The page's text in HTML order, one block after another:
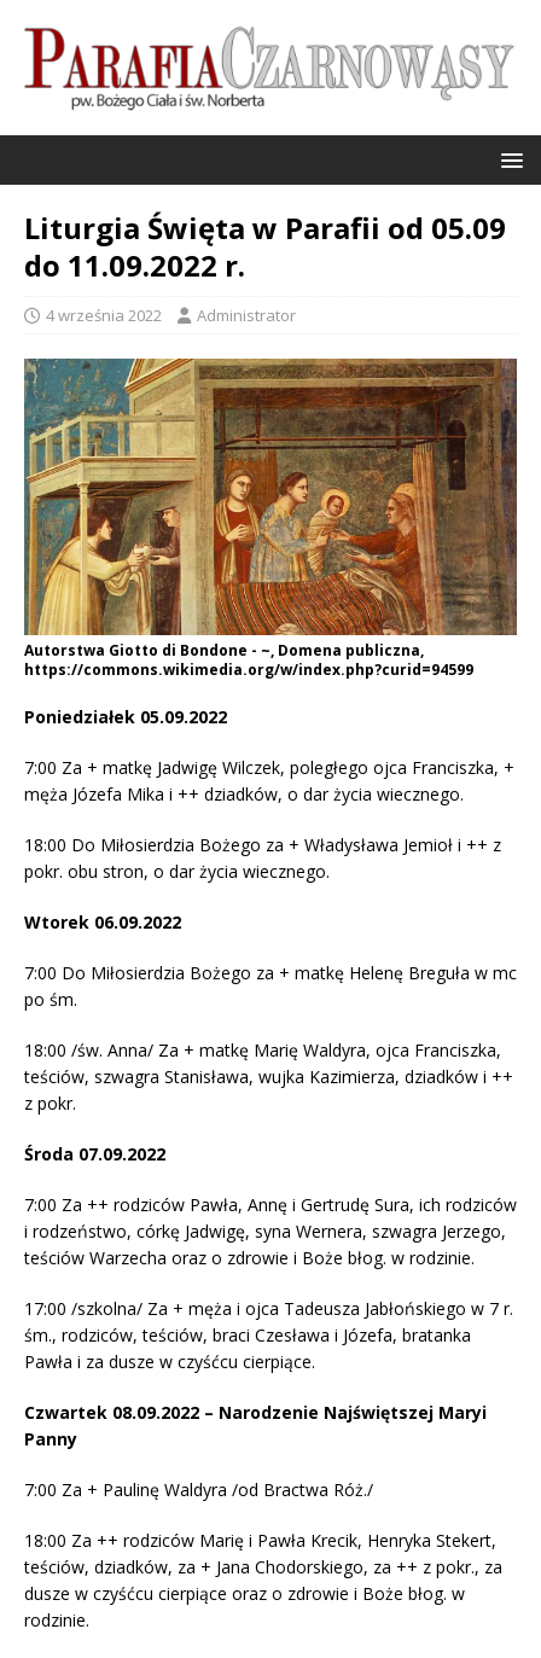
Liturgia Święta w Parafii od 05.09
do 11.09.2022 r.
4 września 2022 Administrator
Autorstwa Giotto di Bondone - ~, Domena publiczna,
https://commons.wikimedia.org/w/index.php?curid=94599
Poniedziałek 05.09.2022
7:00 Za + matkę Jadwigę Wilczek, poległego ojca Franciszka, +
męża Józefa Mika i ++ dziadków, o dar życia wiecznego.
18:00 Do Miłosierdzia Bożego za + Władysława Jemioł i ++ z
pokr. obu stron, o dar życia wiecznego.
Wtorek 06.09.2022
7:00 Do Miłosierdzia Bożego za + matkę Helenę Breguła w mc
po śm.
18:00 /św. Anna/ Za + matkę Marię Waldyra, ojca Franciszka,
teściów, szwagra Stanisława, wujka Kazimierza, dziadków i ++
z pokr.
Środa 07.09.2022
7:00 Za ++ rodziców Pawła, Annę i Gertrudę Sura, ich rodziców
i rodzeństwo, córkę Jadwigę, syna Wernera, szwagra Jerzego,
teściów Warzecha oraz o zdrowie i Boże błog. w rodzinie.
17:00 /szkolna/ Za + męża i ojca Tadeusza Jabłońskiego w 7 r.
śm., rodziców, teściów, braci Czesława i Józefa, bratanka
Pawła i za dusze w czyśćcu cierpiące.
Czwartek 08.09.2022 – Narodzenie Najświętszej Maryi
Panny
7:00 Za + Paulinę Waldyra /od Bractwa Róż./
18:00 Za ++ rodziców Marię i Pawła Krecik, Henryka Stekert,
teściów, dziadków, za + Jana Chodorskiego, za ++ z pokr., za
dusze w czyśćcu cierpiące oraz o zdrowie i Boże błog. w
rodzinie.